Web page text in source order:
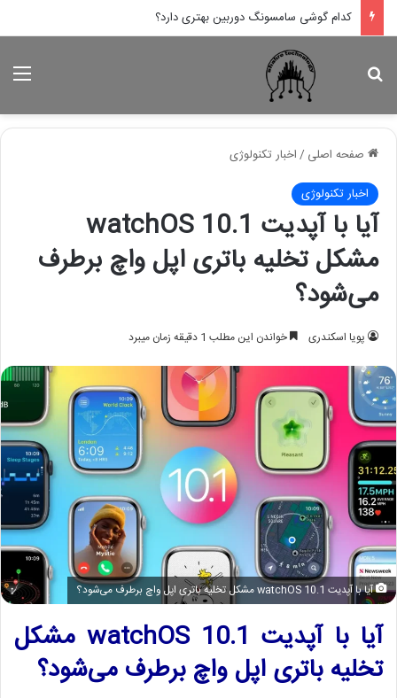
کدام گوشی سامسونگ دوربین بهتری دارد؟
جستجو برای
صفحه اصلی /اخبار تکنولوژی
اخبار تکنولوژی
آیا با آپدیت watchOS 10.1
مشکل تخلیه باتری اپل واچ برطرف
می‌شود؟
پویا اسکندری خواندن این مطلب 1 دقیقه زمان میبرد
آیا با آپدیت watchOS 10.1 مشکل تخلیه باتری اپل واچ برطرف می‌شود؟
آیا با آپدیت watchOS 10.1 مشکل
تخلیه باتری اپل واچ برطرف می‌شود؟